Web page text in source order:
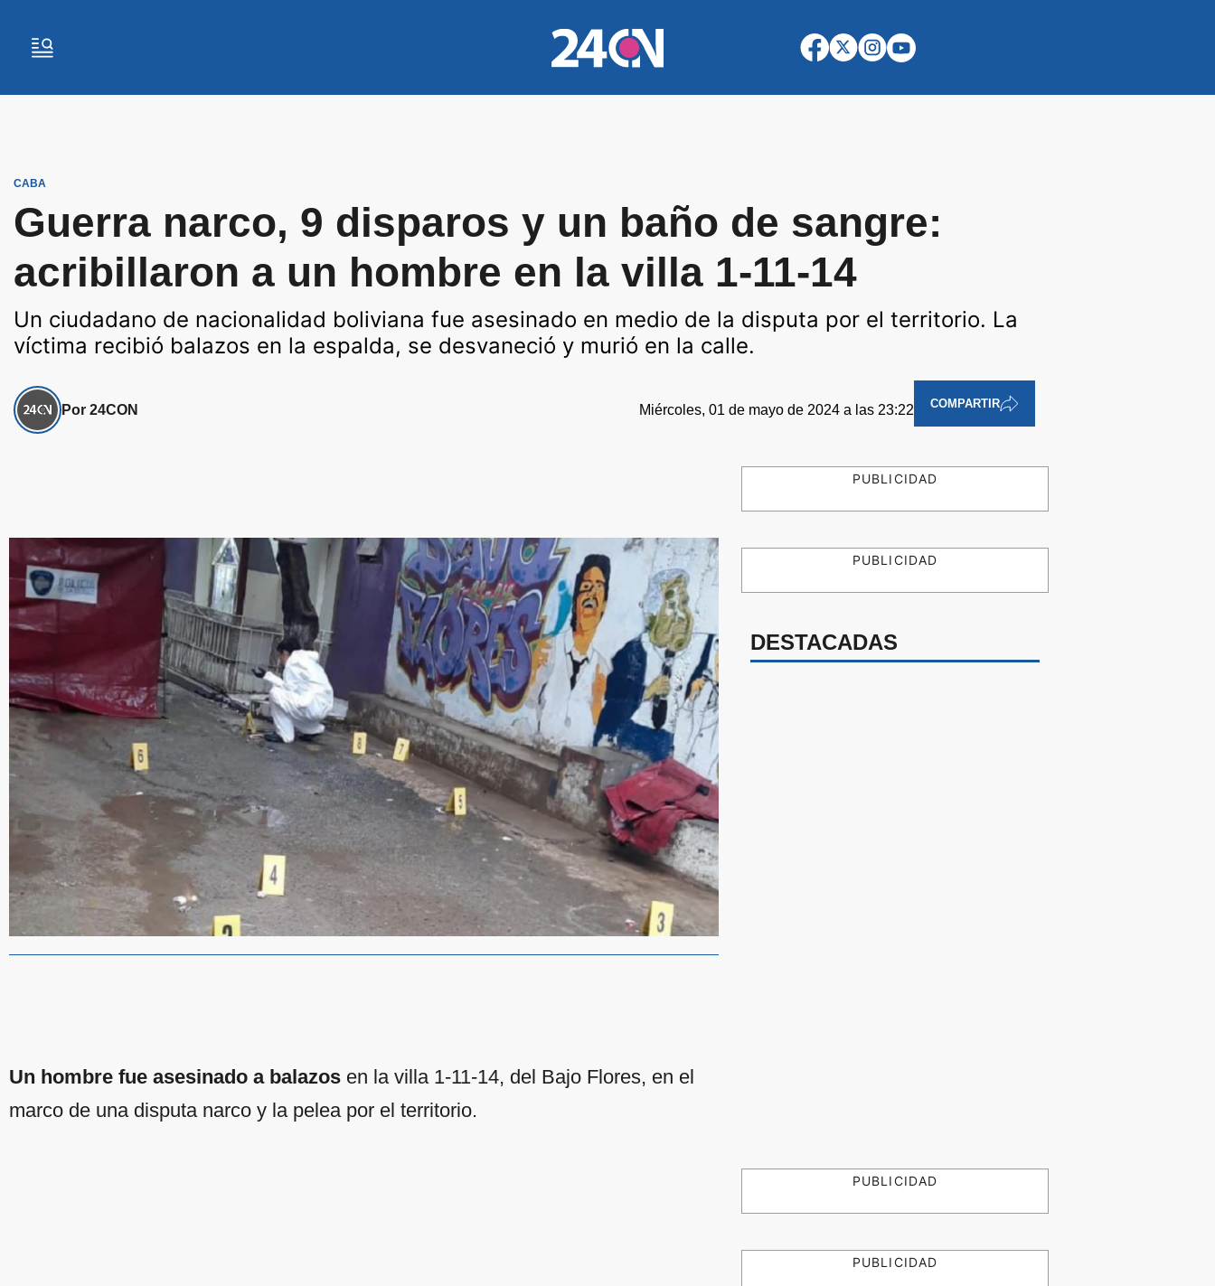
CABA
Guerra narco, 9 disparos y un baño de sangre:
acribillaron a un hombre en la villa 1-11-14
Un ciudadano de nacionalidad boliviana fue asesinado en medio de la disputa por el territorio. La
víctima recibió balazos en la espalda, se desvaneció y murió en la calle.
Por 24CON Miércoles, 01 de mayo de 2024 a las 23:22 COMPARTIR
Un hombre fue asesinado a balazos en la villa 1-11-14, del Bajo Flores, en el
marco de una disputa narco y la pelea por el territorio.
PUBLICIDAD
PUBLICIDAD
DESTACADAS
PUBLICIDAD
PUBLICIDAD